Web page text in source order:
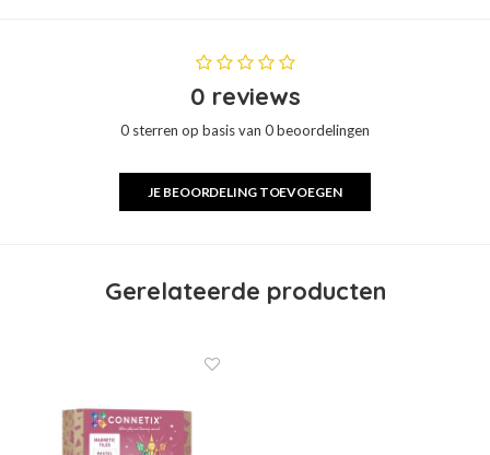
0 reviews
0 sterren op basis van 0 beoordelingen
JE BEOORDELING TOEVOEGEN
Gerelateerde producten